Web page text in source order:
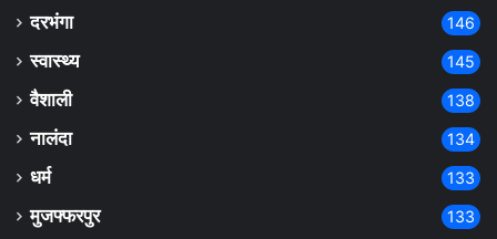
दरभंगा 146
स्वास्थ्य 145
वैशाली 138
नालंदा 134
धर्म 133
मुजफ्फरपुर 133